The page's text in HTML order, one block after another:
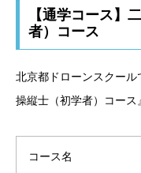
【通学コース】
者）コース
北京都ドローンスクー
操縦士（初学者）コース
コース名